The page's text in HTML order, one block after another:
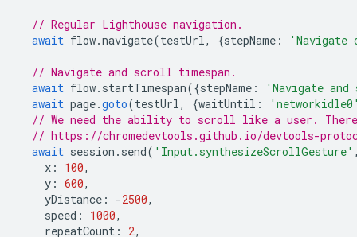
// Regular Lighthouse navigation.
await flow.navigate(testUrl , {stepName : 'Navigate
// Navigate and scroll timespan.
await flow. startTimespan({stepName :
'Navigate
await page.goto(testUrl , {waitUntil :
// We need the ability to scroll like a user.
// https://chromedevtools.github.io/devtools-
await session . send( 'Input.synthesizeScrollGesture'
x : 100,
y : 600,
yDistance : -2500,
speed : 1000,
repeatCount : 2,